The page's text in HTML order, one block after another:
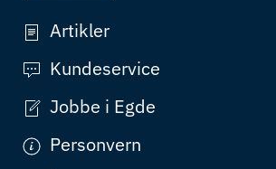
Artikler
Kundeservice
Jobbe i Egde
Personvern